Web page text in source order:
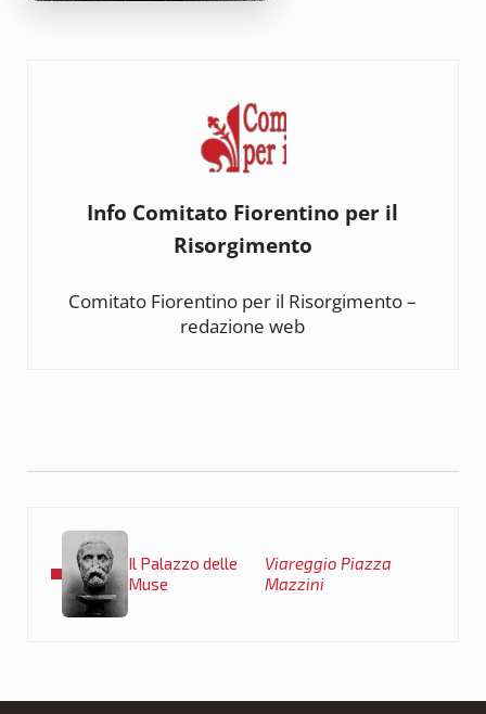
Info Comitato Fiorentino per il
Risorgimento
Comitato Fiorentino per il Risorgimento –
redazione web
Il Palazzo delle
Muse
Viareggio Piazza
Mazzini